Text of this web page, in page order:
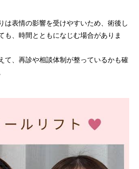
は表情の影響を受けやすいため、術後し
も、時間とともになじむ場合がありま
て、再診や相談体制が整っているかも確